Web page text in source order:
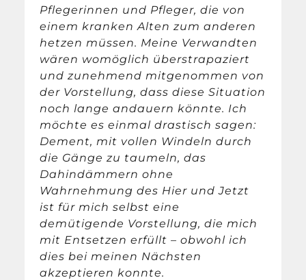
Pflegerinnen und Pfleger, die von
einem kranken Alten zum anderen
hetzen müssen. Meine Verwandten
wären womöglich überstrapaziert
und zunehmend mitgenommen von
der Vorstellung, dass diese Situation
noch lange andauern könnte. Ich
möchte es einmal drastisch sagen:
Dement, mit vollen Windeln durch
die Gänge zu taumeln, das
Dahindämmern ohne
Wahrnehmung des Hier und Jetzt
ist für mich selbst eine
demütigende Vorstellung, die mich
mit Entsetzen erfüllt – obwohl ich
dies bei meinen Nächsten
akzeptieren konnte.